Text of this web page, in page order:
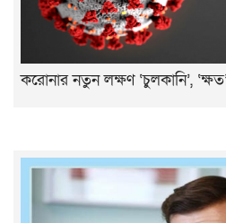
করোনার নতুন লক্ষণ ‘চুলকানি’,